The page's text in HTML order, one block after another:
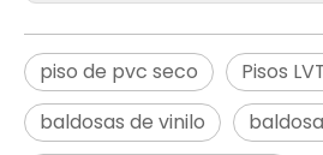
piso de pvc seco
Pisos
baldosas de vinilo